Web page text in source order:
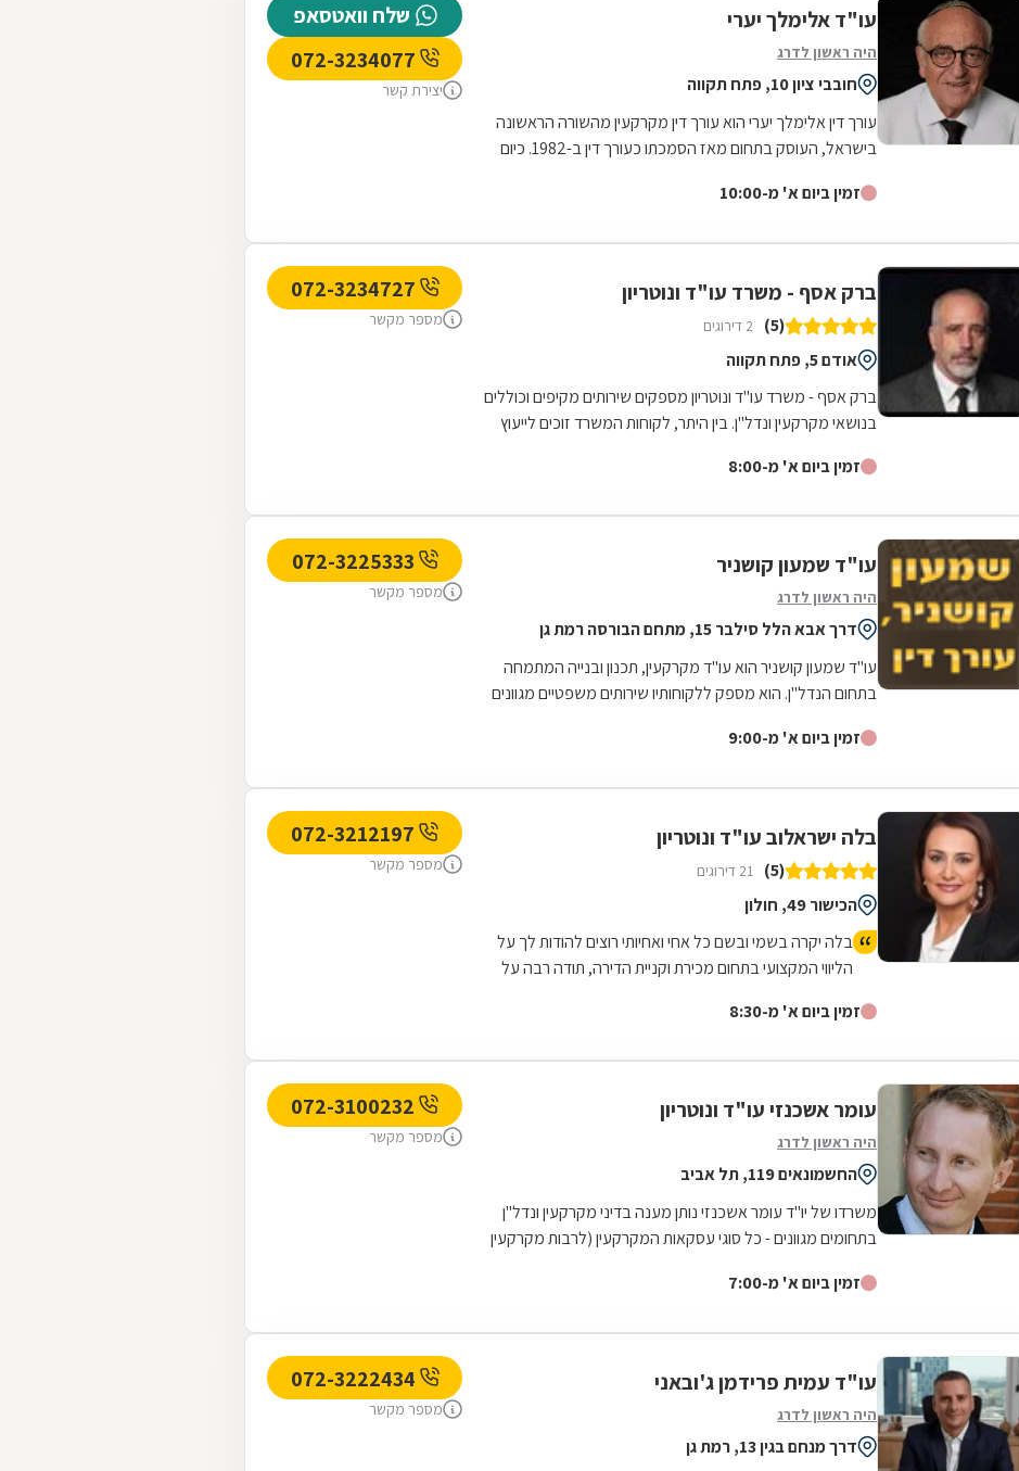
עו"ד אלימלך יערי
היה ראשון לדרג
חובבי ציון 10, פתח תקווה
עורך דין אלימלך יערי הוא עורך דין מקרקעין מהשורה הראשונה
בישראל, העוסק בתחום מאז הסמכתו כעורך דין ב-1982. כיום
זמין ביום א' מ-10:00
שלח וואטסאפ
יצירת קשר
ברק אסף - משרד עו"ד ונוטריון
(5) 2 דירוגים
אודם 5, פתח תקווה
ברק אסף - משרד עו"ד ונוטריון מספקים שירותים מקיפים וכוללים
בנושאי מקרקעין ונדל"ן. בין היתר, לקוחות המשרד זוכים לייעוץ
זמין ביום א' מ-8:00
מספר מקשר
עו"ד שמעון קושניר
היה ראשון לדרג
דרך אבא הלל סילבר 15, מתחם הבורסה רמת גן
עו"ד שמעון קושניר הוא עו"ד מקרקעין, תכנון ובנייה המתמחה
בתחום הנדל"ן. הוא מספק ללקוחותיו שירותים משפטיים מגוונים
זמין ביום א' מ-9:00
מספר מקשר
בלה ישראלוב עו"ד ונוטריון
(5) 21 דירוגים
הכישור 49, חולון
בלה יקרה בשמי ובשם כל אחי ואחיותי רוצים להודות לך על
הליווי המקצועי בתחום מכירת וקניית הדירה, תודה רבה על
בהחלט
זמין ביום א' מ-8:30
מספר מקשר
עומר אשכנזי עו"ד ונוטריון
היה ראשון לדרג
החשמונאים 119, תל אביב
משרדו של יו"ד עומר אשכנזי נותן מענה בדיני מקרקעין ונדל"ן
בתחומים מגוונים - כל סוגי עסקאות המקרקעין (לרבות מקרקעין
זמין ביום א' מ-7:00
מספר מקשר
עו"ד עמית פרידמן ג'ובאני
היה ראשון לדרג
דרך מנחם בגין 13, רמת גן
מספר מקשר